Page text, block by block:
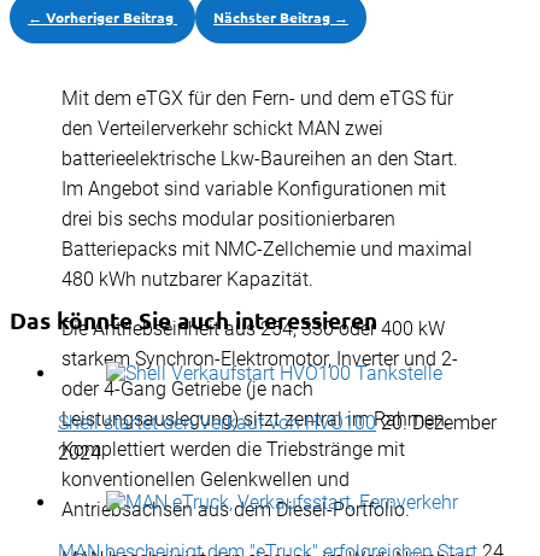
- Werbung -
Mit dem eTGX für den Fern- und dem eTGS für
den Verteilerverkehr schickt MAN zwei
batterieelektrische Lkw-Baureihen an den Start.
Im Angebot sind variable Konfigurationen mit
drei bis sechs modular positionierbaren
Batteriepacks mit NMC-Zellchemie und maximal
480 kWh nutzbarer Kapazität.
Die Antriebseinheit aus 254, 330 oder 400 kW
starkem Synchron-Elektromotor, Inverter und 2-
oder 4-Gang Getriebe (je nach
Leistungsauslegung) sitzt zentral im Rahmen.
Komplettiert werden die Triebstränge mit
konventionellen Gelenkwellen und
Antriebsachsen aus dem Diesel-Portfolio.
← Vorheriger Beitrag Nächster Beitrag →
Das könnte Sie auch interessieren
Shell startet den Verkauf von HVO10020. Dezember
2024